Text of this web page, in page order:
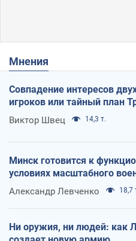
Мнения
Совпадение интересов
игроков или тайный план
Виктор Швец 14,3 т.
Минск готовится к
условиях масштабного
Александр Левченко 18,7
Ни оружия, ни людей: как